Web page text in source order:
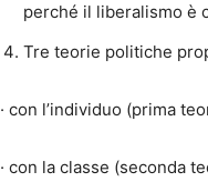
perché il liberalismo è
Tre teorie politiche
· con l’individuo (prima
· con la classe (seconda